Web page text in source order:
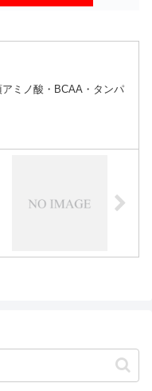
ミノ酸・BCAA・タンパ